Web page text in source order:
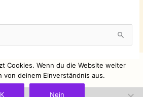
Cookies. Wenn du die Website weiter
von deinem Einverständnis aus.
Nein